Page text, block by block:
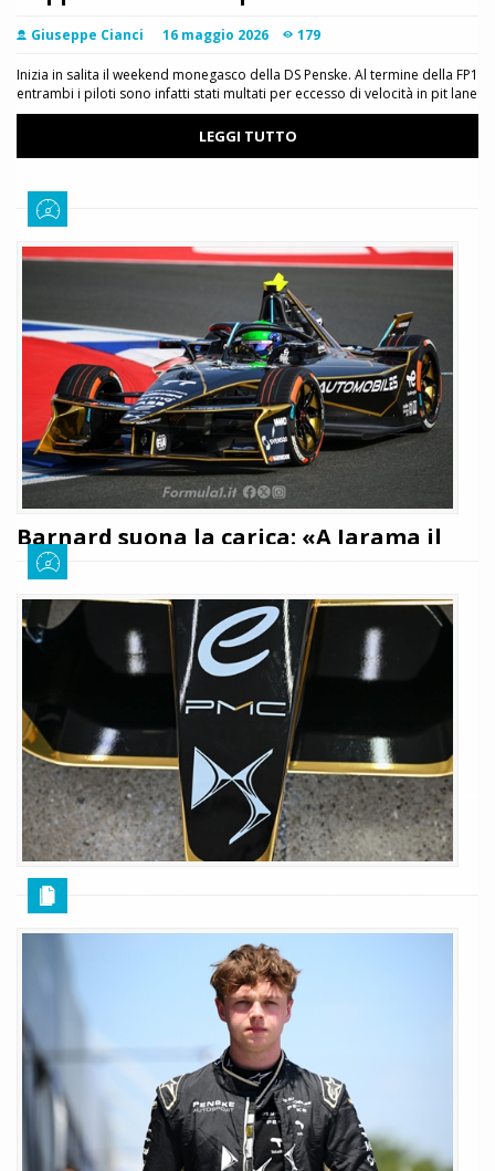
Giuseppe Cianci 16 maggio 2026 179
Inizia in salita il weekend monegasco della DS Penske. Al termine della FP1
entrambi i piloti sono infatti stati multati per eccesso di velocità in pit lane
LEGGI TUTTO
Barnard suona la carica: «A Jarama il
nostro obiettivo è risalire la classifica»
Giuseppe Cianci 20 marzo 2026 243
La DS Penske è pronta a debuttare sul tracciato spagnolo di Jarama
questo pomeriggio disputando le FP1 e preparandosi al meglio per le
qualifiche e l'E-Prix in programma domani. L'obiettivo del team è infatti
quello di risalire in classifica: i dettagli
LEGGI TUTTO
UFFICIALE - DS Automobiles lascia la
Formula E
19 marzo 2026
È di pochi minuti fa l'annuncio che al termine della stagione in corso DS
Automobiles lascerà il campionato mondiale di Formula E per dedicarsi a
nuovi progetti: tutti i dettagli
LEGGI TUTTO